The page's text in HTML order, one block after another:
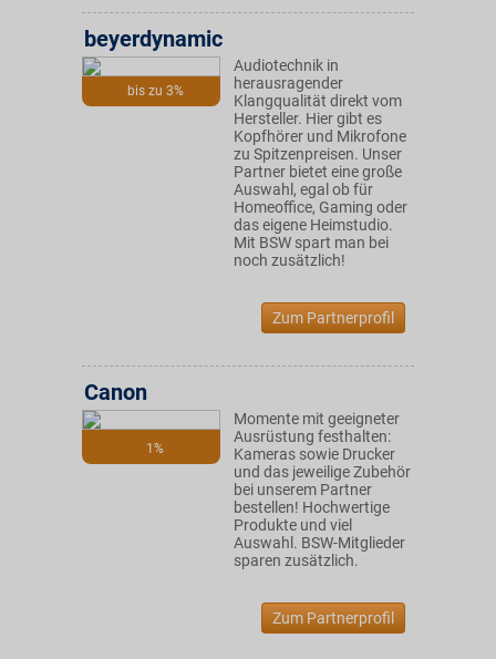
bis zu 3%
beyerdynamic
Audiotechnik in
herausragender
Klangqualität direkt vom
Hersteller. Hier gibt es
Kopfhörer und Mikrofone
zu Spitzenpreisen. Unser
Partner bietet eine große
Auswahl, egal ob für
Homeoffice, Gaming oder
das eigene Heimstudio.
Mit BSW spart man bei
noch zusätzlich!
Zum Partnerprofil
1%
Canon
Momente mit geeigneter
Ausrüstung festhalten:
Kameras sowie Drucker
und das jeweilige Zubehör
bei unserem Partner
bestellen! Hochwertige
Produkte und viel
Auswahl. BSW-Mitglieder
sparen zusätzlich.
Zum Partnerprofil